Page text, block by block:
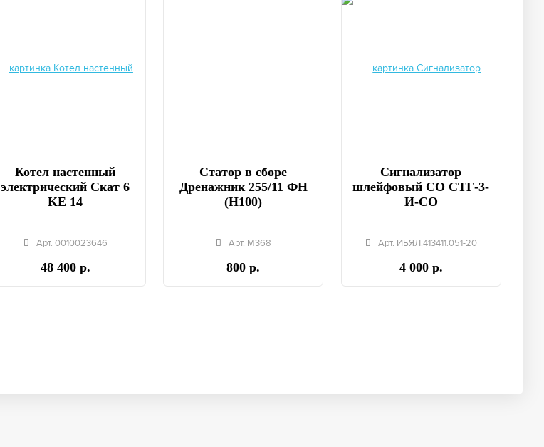
Котел настенный
электрический Скат 6
KE 14
Арт. 0010023646
48 400 р.
Статор в сборе
Дренажник 255/11 ФН
(Н100)
Арт. М368
800 р.
Сигнализатор
шлейфовый СО СТГ-3-
И-СО
Арт. ИБЯЛ.413411.051-20
4 000 р.